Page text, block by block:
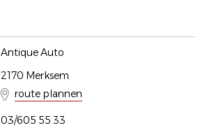
Antique Auto
2170 Merksem
route plannen
03/605 55 33